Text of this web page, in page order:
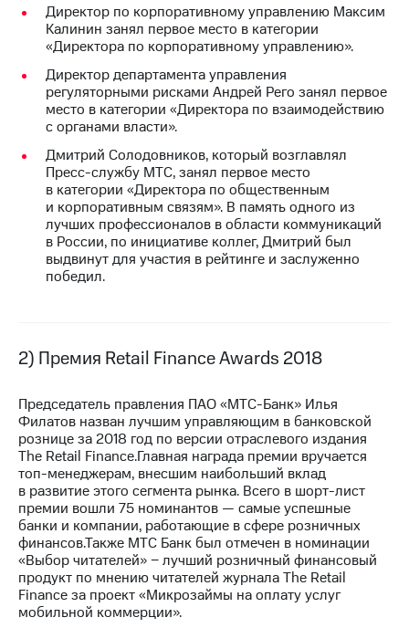
Собрания
акционеров
Личный
кабинет
акционера
Акционерный
капитал
и
аудит
Рынок
акций
Описание
Программа
приобретения
Дивиденды
Рынок
Описание
Еврооблигации-2023
Уведомление
о
погашении
именных
облигаций
Другое
Регистратор
Реквизиты
Контакты
Директор по корпоративному управлению Максим
Калинин занял первое место в категории
«Директора по корпоративному управлению».
Директор департамента управления
регуляторными рисками Андрей Рего занял первое
место в категории «Директора по взаимодействию
с органами власти».
Дмитрий Солодовников, который возглавлял
Пресс-службу МТС, занял первое место
в категории «Директора по общественным
и корпоративным связям». В память одного из
лучших профессионалов в области коммуникаций
в России, по инициативе коллег, Дмитрий был
выдвинут для участия в рейтинге и заслуженно
победил.
2) Премия Retail Finance Awards 2018
Председатель правления ПАО «МТС-Банк» Илья
Филатов назван лучшим управляющим в банковской
рознице за 2018 год по версии отраслевого издания
The Retail Finance.Главная награда премии вручается
топ-менеджерам, внесшим наибольший вклад
в развитие этого сегмента рынка. Всего в шорт-лист
премии вошли 75 номинантов — самые успешные
банки и компании, работающие в сфере розничных
финансов.Также МТС Банк был отмечен в номинации
«Выбор читателей» − лучший розничный финансовый
продукт по мнению читателей журнала The Retail
Finance за проект «Микрозаймы на оплату услуг
мобильной коммерции».